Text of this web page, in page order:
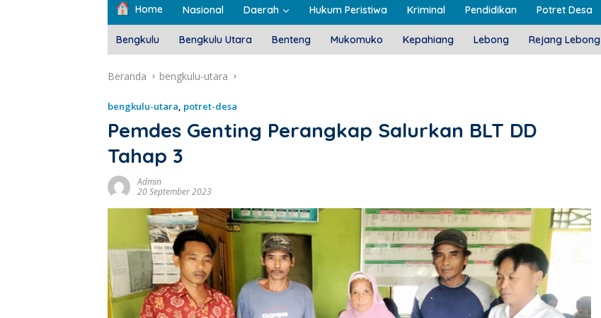
Home Nasional Daerah Hukum Peristiwa Kriminal Pendidikan Potret Desa
Bengkulu Bengkulu Utara Benteng Mukomuko Kepahiang Lebong Rejang Lebong
Beranda bengkulu-utara
bengkulu-utara potret-desa
Pemdes Genting Perangkap Salurkan BLT DD
Tahap 3
Admin
20 September 2023